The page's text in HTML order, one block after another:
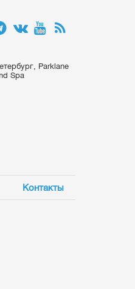
Parklane
Spa
Контакты